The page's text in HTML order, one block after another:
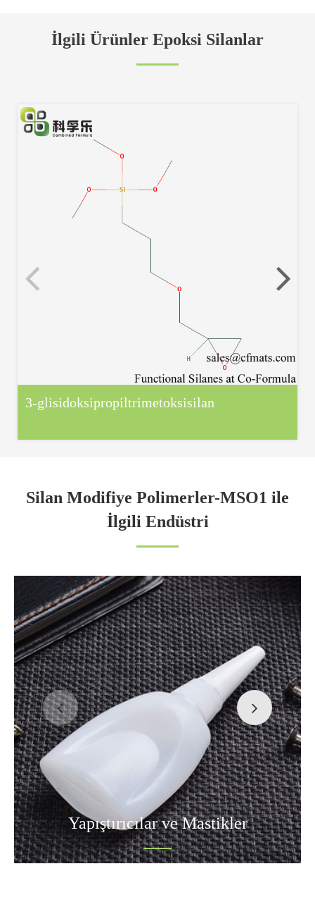
İlgili Ürünler Epoksi Silanlar
3-glisidoksipropiltrimetoksisilan
Silan Modifiye Polimerler-MSO1 ile
İlgili Endüstri
Yapıştırıcılar ve Mastikler